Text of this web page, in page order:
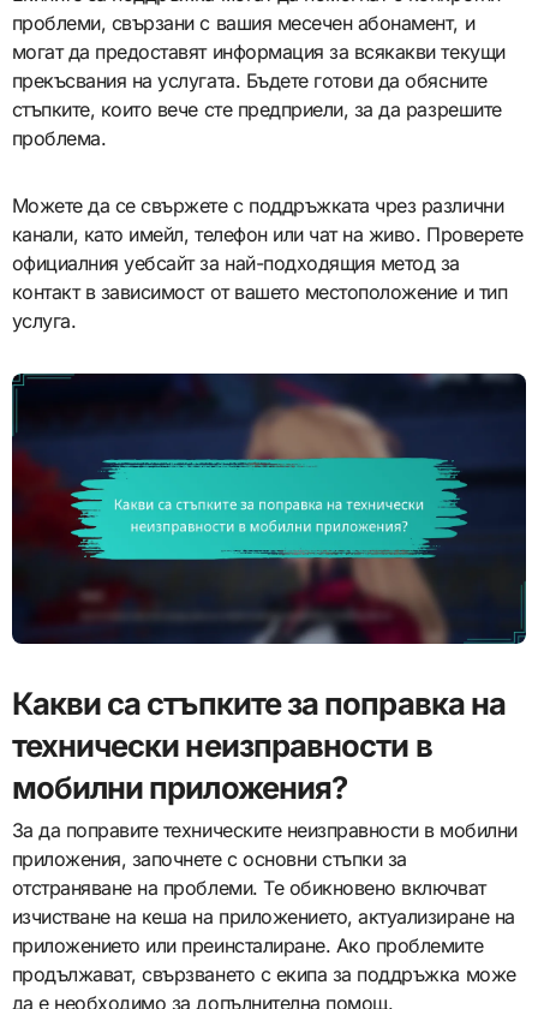
проблеми, свързани с вашия месечен абонамент, и
могат да предоставят информация за всякакви текущи
прекъсвания на услугата. Бъдете готови да обясните
стъпките, които вече сте предприели, за да разрешите
проблема.
Можете да се свържете с поддръжката чрез различни
канали, като имейл, телефон или чат на живо. Проверете
официалния уебсайт за най-подходящия метод за
контакт в зависимост от вашето местоположение и тип
услуга.
Какви са стъпките за поправка на
технически неизправности в
мобилни приложения?
За да поправите техническите неизправности в мобилни
приложения, започнете с основни стъпки за
отстраняване на проблеми. Те обикновено включват
изчистване на кеша на приложението, актуализиране на
приложението или преинсталиране. Ако проблемите
продължават, свързването с екипа за поддръжка може
да е необходимо за допълнителна помощ.